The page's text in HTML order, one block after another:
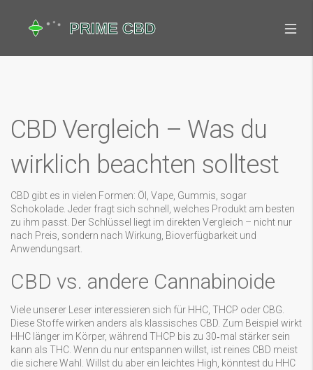
CBD Vergleich – Was du
wirklich beachten solltest
CBD gibt es in vielen Formen: Öl, Vape, Gummis, sogar
Schokolade. Jeder fragt sich schnell, welches Produkt am besten
zu ihm passt. Der Schlüssel liegt im direkten Vergleich – nicht nur
nach Preis, sondern nach Wirkung, Bioverfügbarkeit und
Anwendungsart.
CBD vs. andere Cannabinoide
Viele unserer Leser interessieren sich für HHC, THCP oder CBG.
Diese Stoffe wirken anders als klassisches CBD. Zum Beispiel wirkt
HHC länger im Körper, während THCP bis zu 30‑mal stärker sein
kann als THC. Wenn du nur entspannen willst, ist reines CBD meist
die sichere Wahl. Willst du aber ein leichtes High, könntest du HHC